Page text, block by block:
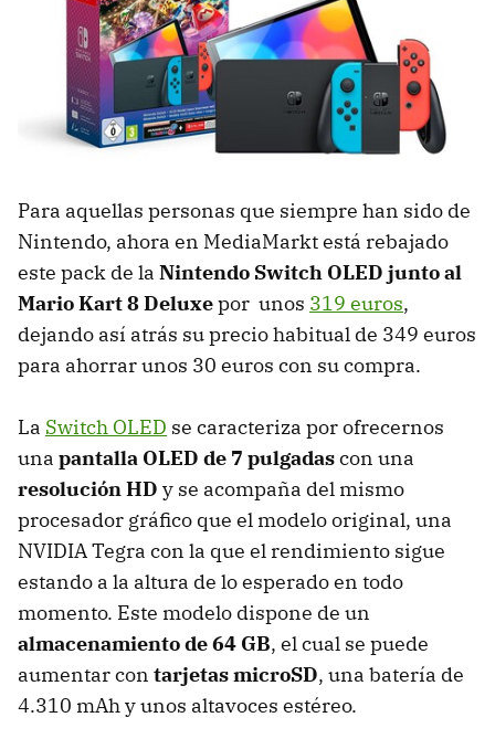
Para aquellas personas que siempre han sido de
Nintendo, ahora en MediaMarkt está rebajado
este pack de la Nintendo Switch OLED junto al
Mario Kart 8 Deluxepor unos 319 euros,
dejando así atrás su precio habitual de 349 euros
para ahorrar unos 30 euros con su compra.
La Switch OLED se caracteriza por ofrecernos
una pantalla OLED de 7 pulgadascon una
resolución HD y se acompaña del mismo
procesador gráfico que el modelo original, una
NVIDIA Tegra con la que el rendimiento sigue
estando a la altura de lo esperado en todo
momento. Este modelo dispone de un
almacenamiento de 64 GB, el cual se puede
aumentar con tarjetas microSD, una batería de
4.310 mAh y unos altavoces estéreo.